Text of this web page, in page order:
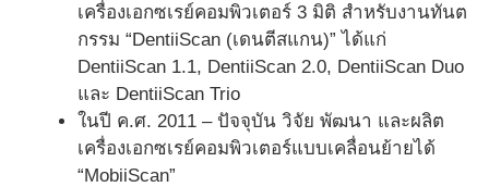
เครื่องเอกซเรย์คอมพิวเตอร์ 3 มิติ สำหรับงานทันต
กรรม “DentiiScan (เดนตีสแกน)” ได้แก่
DentiiScan 1.1, DentiiScan 2.0, DentiiScan Duo
และ DentiiScan Trio
ในปี ค.ศ. 2011 – ปัจจุบัน วิจัย พัฒนา และผลิต
เครื่องเอกซเรย์คอมพิวเตอร์แบบเคลื่อนย้ายได้
“MobiiScan”